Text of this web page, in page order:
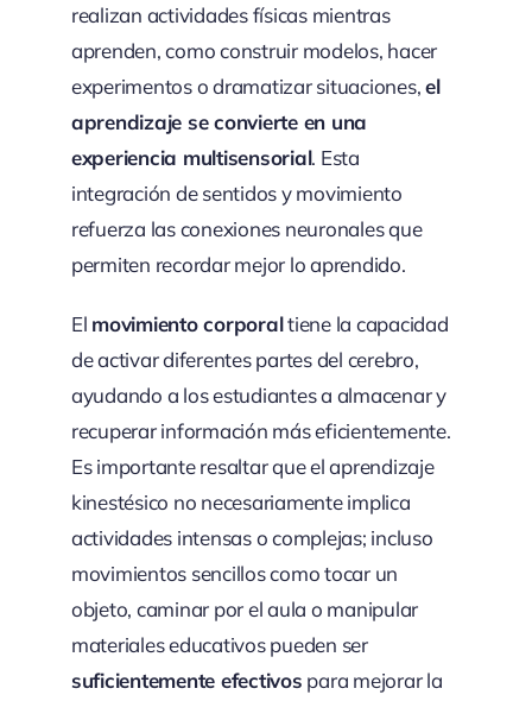
realizan actividades físicas mientras
aprenden, como construir modelos, hacer
experimentos o dramatizar situaciones,el
aprendizaje se convierte en una
experiencia multisensorial. Esta
integración de sentidos y movimiento
refuerza las conexiones neuronales que
permiten recordar mejor lo aprendido.
El movimiento corporaltiene la capacidad
de activar diferentes partes del cerebro,
ayudando a los estudiantes a almacenar y
recuperar información más eficientemente.
Es importante resaltar que el aprendizaje
kinestésico no necesariamente implica
actividades intensas o complejas; incluso
movimientos sencillos como tocar un
objeto, caminar por el aula o manipular
materiales educativos pueden ser
suficientemente efectivos para mejorar la